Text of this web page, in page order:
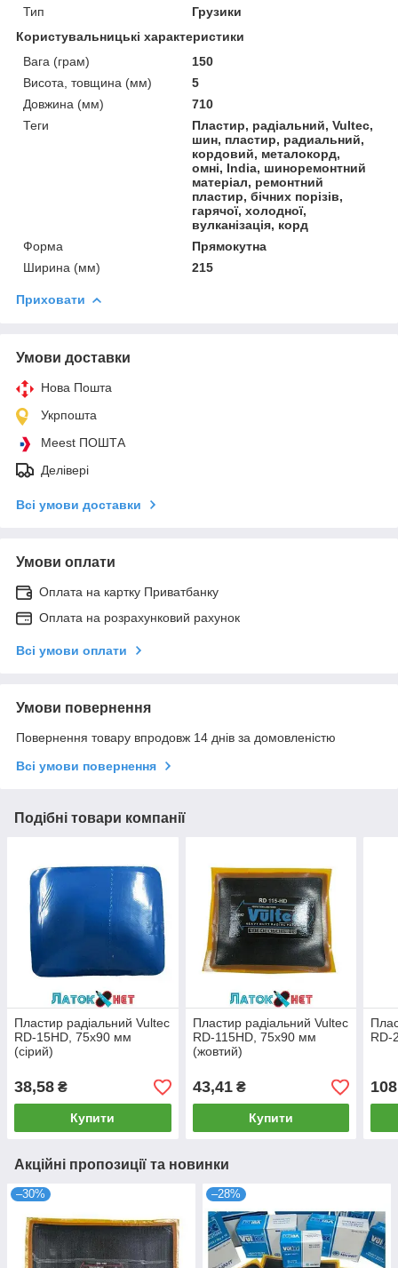
Тип
Грузики
Користувальницькі характеристики
Вага (грам)
150
Висота, товщина (мм)
5
Довжина (мм)
710
Теги
Пластир, радіальний, Vultec,
шин, пластир, радиальний,
кордовий, металокорд,
омні, India, шиноремонтний
матеріал, ремонтний
пластир, бічних порізів,
гарячої, холодної,
вулканізація, корд
Форма
Прямокутна
Ширина (мм)
215
Приховати
Умови доставки
Нова Пошта
Укрпошта
Meest ПОШТА
Делівері
Всі умови доставки
Умови оплати
Оплата на картку Приватбанку
Оплата на розрахунковий рахунок
Всі умови оплати
Умови повернення
Повернення товару впродовж 14 днів за домовленістю
Всі умови повернення
Подібні товари компанії
Пластир радіальний Vultec
RD-15HD, 75х90 мм
(сірий)
38,58 ₴
Купити
Пластир радіальний Vultec
RD-115HD, 75х90 мм
(жовтий)
43,41₴
Купити
RD-
Акційні пропозиції та новинки
–30% –28%